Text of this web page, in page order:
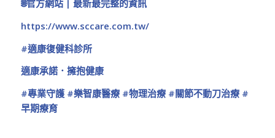
🌐官方網站 | 最新最完整的資訊
https://www.sccare.com.tw/
#適康復健科診所
適康承諾．擁抱健康
#專業守護 #樂智康醫療 #物理治療 #關節不動刀治療 #
早期療育